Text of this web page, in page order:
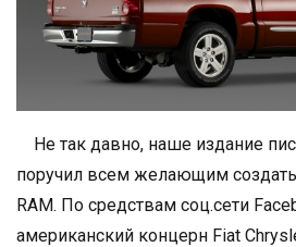
Не так давно, наше издание
поручил всем желающим
RAM. По средствам соц.сети
американский концерн Fiat